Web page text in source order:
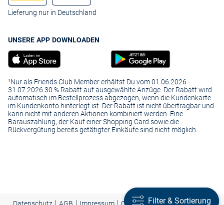
Lieferung nur in Deutschland
UNSERE APP DOWNLOADEN
¹Nur als Friends Club Member erhältst Du vom 01.06.2026 -
31.07.2026 30 % Rabatt auf ausgewählte Anzüge. Der Rabatt wird
automatisch im Bestellprozess abgezogen, wenn die Kundenkarte
im Kundenkonto hinterlegt ist. Der Rabatt ist nicht übertragbar und
kann nicht mit anderen Aktionen kombiniert werden. Eine
Barauszahlung, der Kauf einer Shopping Card sowie die
Rückvergütung bereits getätigter Einkäufe sind nicht möglich.
| | | Presse
Filter & Sortierung
Filter & Sortierung